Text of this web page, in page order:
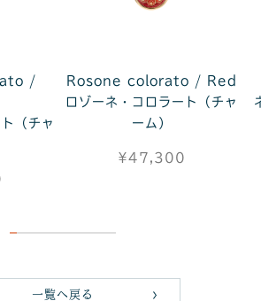
/
（チャ
Rosone colorato / Red
ロゾーネ・コロラート（チャ
ーム）
¥47,300
一覧へ戻る